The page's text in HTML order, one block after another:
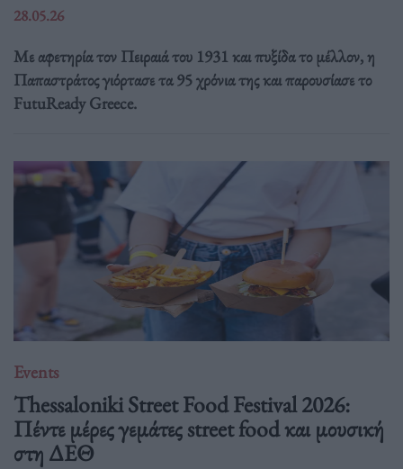
28.05.26
Με αφετηρία τον Πειραιά του 1931 και πυξίδα το μέλλον, η
Παπαστράτος γιόρτασε τα 95 χρόνια της και παρουσίασε το
FutuReady Greece.
Events
Thessaloniki Street Food Festival 2026:
Πέντε μέρες γεμάτες street food και μουσική
στη ΔΕΘ